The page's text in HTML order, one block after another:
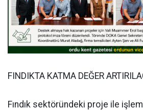
FINDIKTA KATMA DEĞER
Fındık sektöründeki proje ile